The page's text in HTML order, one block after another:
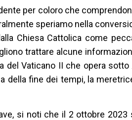
per coloro che
speriamo nella
Chiesa Cattolica come
trattare alcune
del Vaticano II che opera
fine dei tempi, la
si noti che il 2 ottobre